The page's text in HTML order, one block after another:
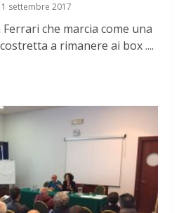
settembre 2017
Ferrari che marcia come una
a rimanere ai box ....